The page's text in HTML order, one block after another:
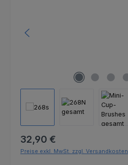
Regulärer Preis:
32,90 €
Preise exkl. MwSt. zzgl. Versandkosten